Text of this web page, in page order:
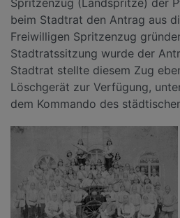
beim Stadtrat den Antrag aus
Freiwilligen Spritzenzug
Stadtratssitzung wurde der
Stadtrat stellte diesem Zug
Löschgerät zur Verfügung,
dem Kommando des